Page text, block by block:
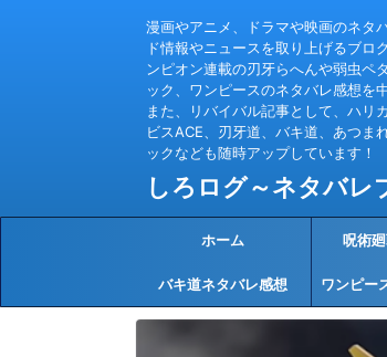
漫画やアニメ、ドラマや映画のネタ
ド情報やニュースを取り上げるブロ
ンピオン連載の刃牙らへんや弱虫ペ
ック、ワンピースのネタバレ感想を
また、リバイバル記事として、ハリ
ビスACE、刃牙道、バキ道、あつま
ックなども随時アップしています！
しろログ～ネタバレ
ホーム 呪術
バキ道ネタバレ感想 ワンピー